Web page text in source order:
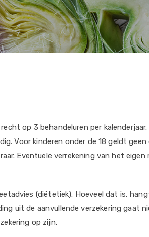
op 3 behandeluren per
Voor kinderen onder de 18 geldt
Eventuele verrekening van het eigen
(diëtetiek). Hoeveel dat is,
uit de aanvullende verzekering gaat
op zijn.